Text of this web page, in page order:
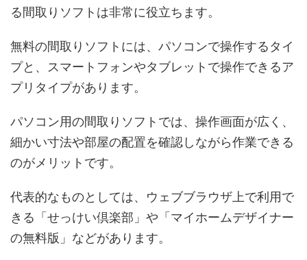
る間取りソフトは非常に役立ちます。
無料の間取りソフトには、パソコンで操作するタイ
プと、スマートフォンやタブレットで操作できるア
プリタイプがあります。
パソコン用の間取りソフトでは、操作画面が広く、
細かい寸法や部屋の配置を確認しながら作業できる
のがメリットです。
代表的なものとしては、ウェブブラウザ上で利用で
きる「せっけい倶楽部」や「マイホームデザイナー
の無料版」などがあります。